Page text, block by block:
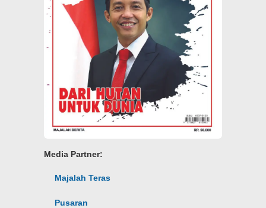
Media Partner:
Majalah Teras
Pusaran